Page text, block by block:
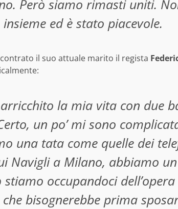
Però siamo rimasti uniti.
ed è stato piacevole.
il suo attuale marito il regista
la mia vita con due
un po’ mi sono
una tata come quelle dei
Navigli a Milano, abbiamo
stiamo occupandoci
bisognerebbe prima